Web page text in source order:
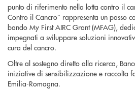
punto di riferimento nella lotta contro il
Contro il Cancro” rappresenta un passo
bando My First AIRC Grant (MFAG),
impegnati a sviluppare soluzioni
cura del cancro.
Oltre al sostegno diretto alla ricerca,
iniziative di sensibilizzazione e raccolta
Emilia-Romagna.